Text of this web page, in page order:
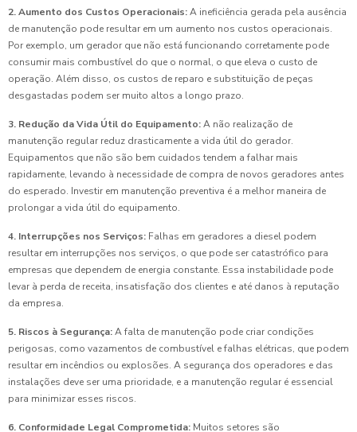
2. Aumento dos Custos Operacionais:A ineficiência gerada pela ausência
de manutenção pode resultar em um aumento nos custos operacionais.
Por exemplo, um gerador que não está funcionando corretamente pode
consumir mais combustível do que o normal, o que eleva o custo de
operação. Além disso, os custos de reparo e substituição de peças
desgastadas podem ser muito altos a longo prazo.
3. Redução da Vida Útil do Equipamento:A não realização de
manutenção regular reduz drasticamente a vida útil do gerador.
Equipamentos que não são bem cuidados tendem a falhar mais
rapidamente, levando à necessidade de compra de novos geradores antes
do esperado. Investir em manutenção preventiva é a melhor maneira de
prolongar a vida útil do equipamento.
4. Interrupções nos Serviços: Falhas em geradores a diesel podem
resultar em interrupções nos serviços, o que pode ser catastrófico para
empresas que dependem de energia constante. Essa instabilidade pode
levar à perda de receita, insatisfação dos clientes e até danos à reputação
da empresa.
5. Riscos à Segurança:A falta de manutenção pode criar condições
perigosas, como vazamentos de combustível e falhas elétricas, que podem
resultar em incêndios ou explosões. A segurança dos operadores e das
instalações deve ser uma prioridade, e a manutenção regular é essencial
para minimizar esses riscos.
6. Conformidade Legal Comprometida: Muitos setores são